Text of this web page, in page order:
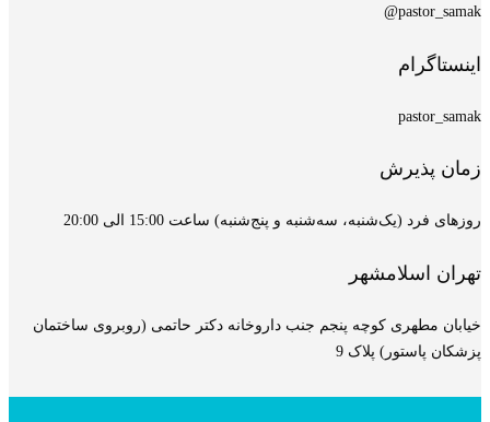
pastor_samak@
اینستاگرام
pastor_samak
زمان پذیرش
روزهای فرد (یک‌شنبه، سه‌شنبه و پنج‌شنبه) ساعت 15:00 الی 20:00
تهران اسلامشهر
خیابان مطهری کوچه پنجم جنب داروخانه دکتر حاتمی (روبروی ساختمان
پزشکان پاستور) پلاک 9